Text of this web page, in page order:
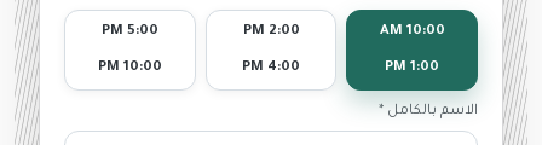
10:00 AM
1:00 PM
2:00 PM
4:00 PM
5:00 PM
10:00 PM
الاسم بالكامل *